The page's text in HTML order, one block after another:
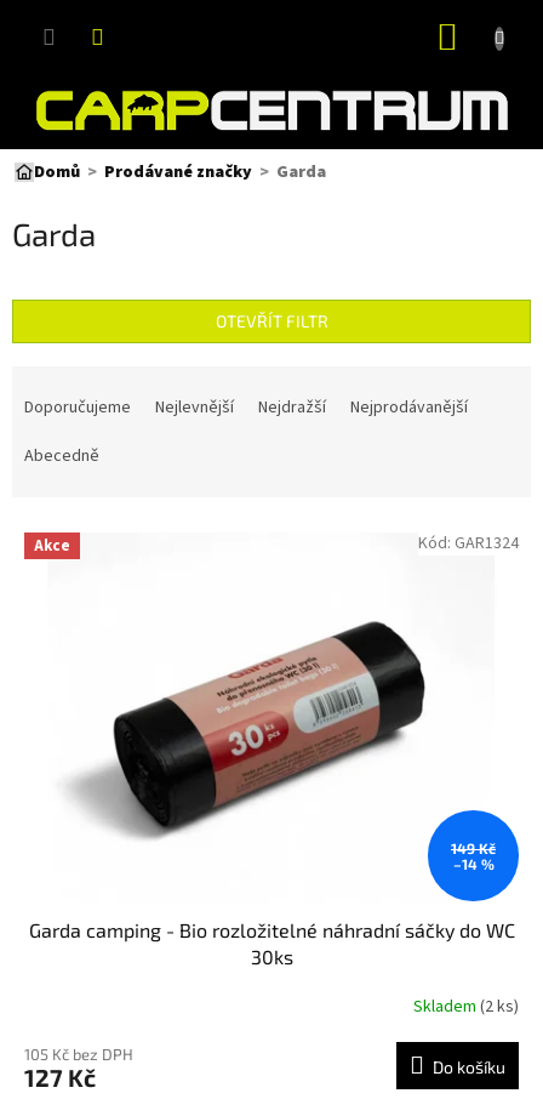
Domů Prodávané značky Garda
Garda
OTEVŘÍT FILTR
p
Doporučujeme Nejlevnější Nejdražší
Nejprodávanější
Abecedně
V Akce
149 Kč
–14 %
Garda camping - Bio rozložitelné náhradní sáčky do WC
30ks
Skladem (2 ks)
105 Kč bez DPH
127 Kč Do košíku
Kód: GAR1324